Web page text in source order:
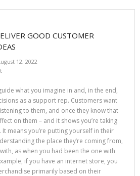
GOOD CUSTOMER
12, 2022
what you imagine in and, in the end,
as a support rep. Customers want
to them, and once they know that
on them – and it shows you’re taking
means you’re putting yourself in their
the place they’re coming from,
as when you had been the one with
if you have an internet store, you
primarily based on their